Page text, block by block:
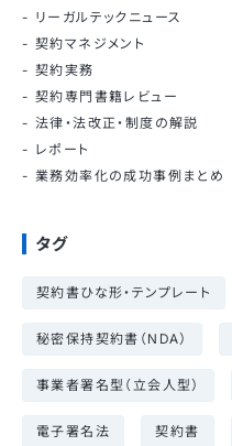
リーガルテックニュース
契約マネジメント
契約実務
契約専門書籍レビュー
法律・法改正・制度の解説
レポート
業務効率化の成功事例まとめ
タグ
契約書ひな形・テンプレート
秘密保持契約書（NDA）
事業者署名型（立会人型）
電子署名法 契約書